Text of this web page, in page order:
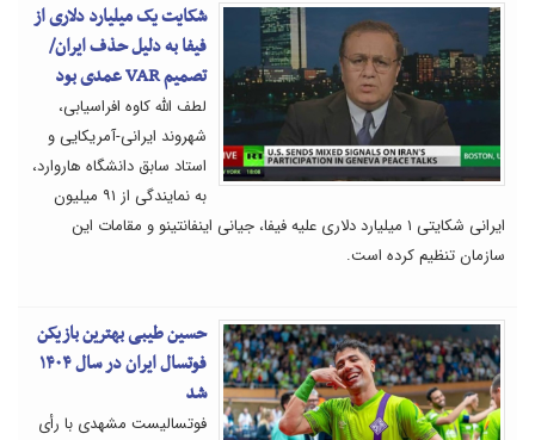
شکایت یک میلیارد دلاری از
فیفا به دلیل حذف ایران/
تصمیم VAR عمدی بود
لطف الله کاوه افراسیابی،
شهروند ایرانی-آمریکایی و
استاد سابق دانشگاه هاروارد،
به نمایندگی از ۹۱ میلیون
ایرانی شکایتی ۱ میلیارد دلاری علیه فیفا، جیانی اینفانتینو و مقامات این
سازمان تنظیم کرده است.
حسین طیبی بهترین بازیکن
فوتسال ایران در سال ۱۴۰۴
شد
فوتسالیست مشهدی با رأی